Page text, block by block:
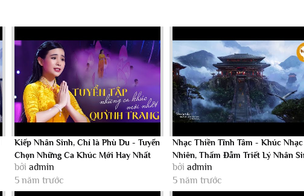
Kiếp Nhân Sinh, Chỉ là Phù Du - Tuyển
Chọn Những Ca Khúc Mới Hay Nhất
Quỳnh...
bởi admin
5 năm trước
Nhạc Thiền Tĩnh Tâm - Khúc
Nhiên, Thấm Đẫm Triết Lý Nhân
RẤT...
bởiadmin
5 năm trước